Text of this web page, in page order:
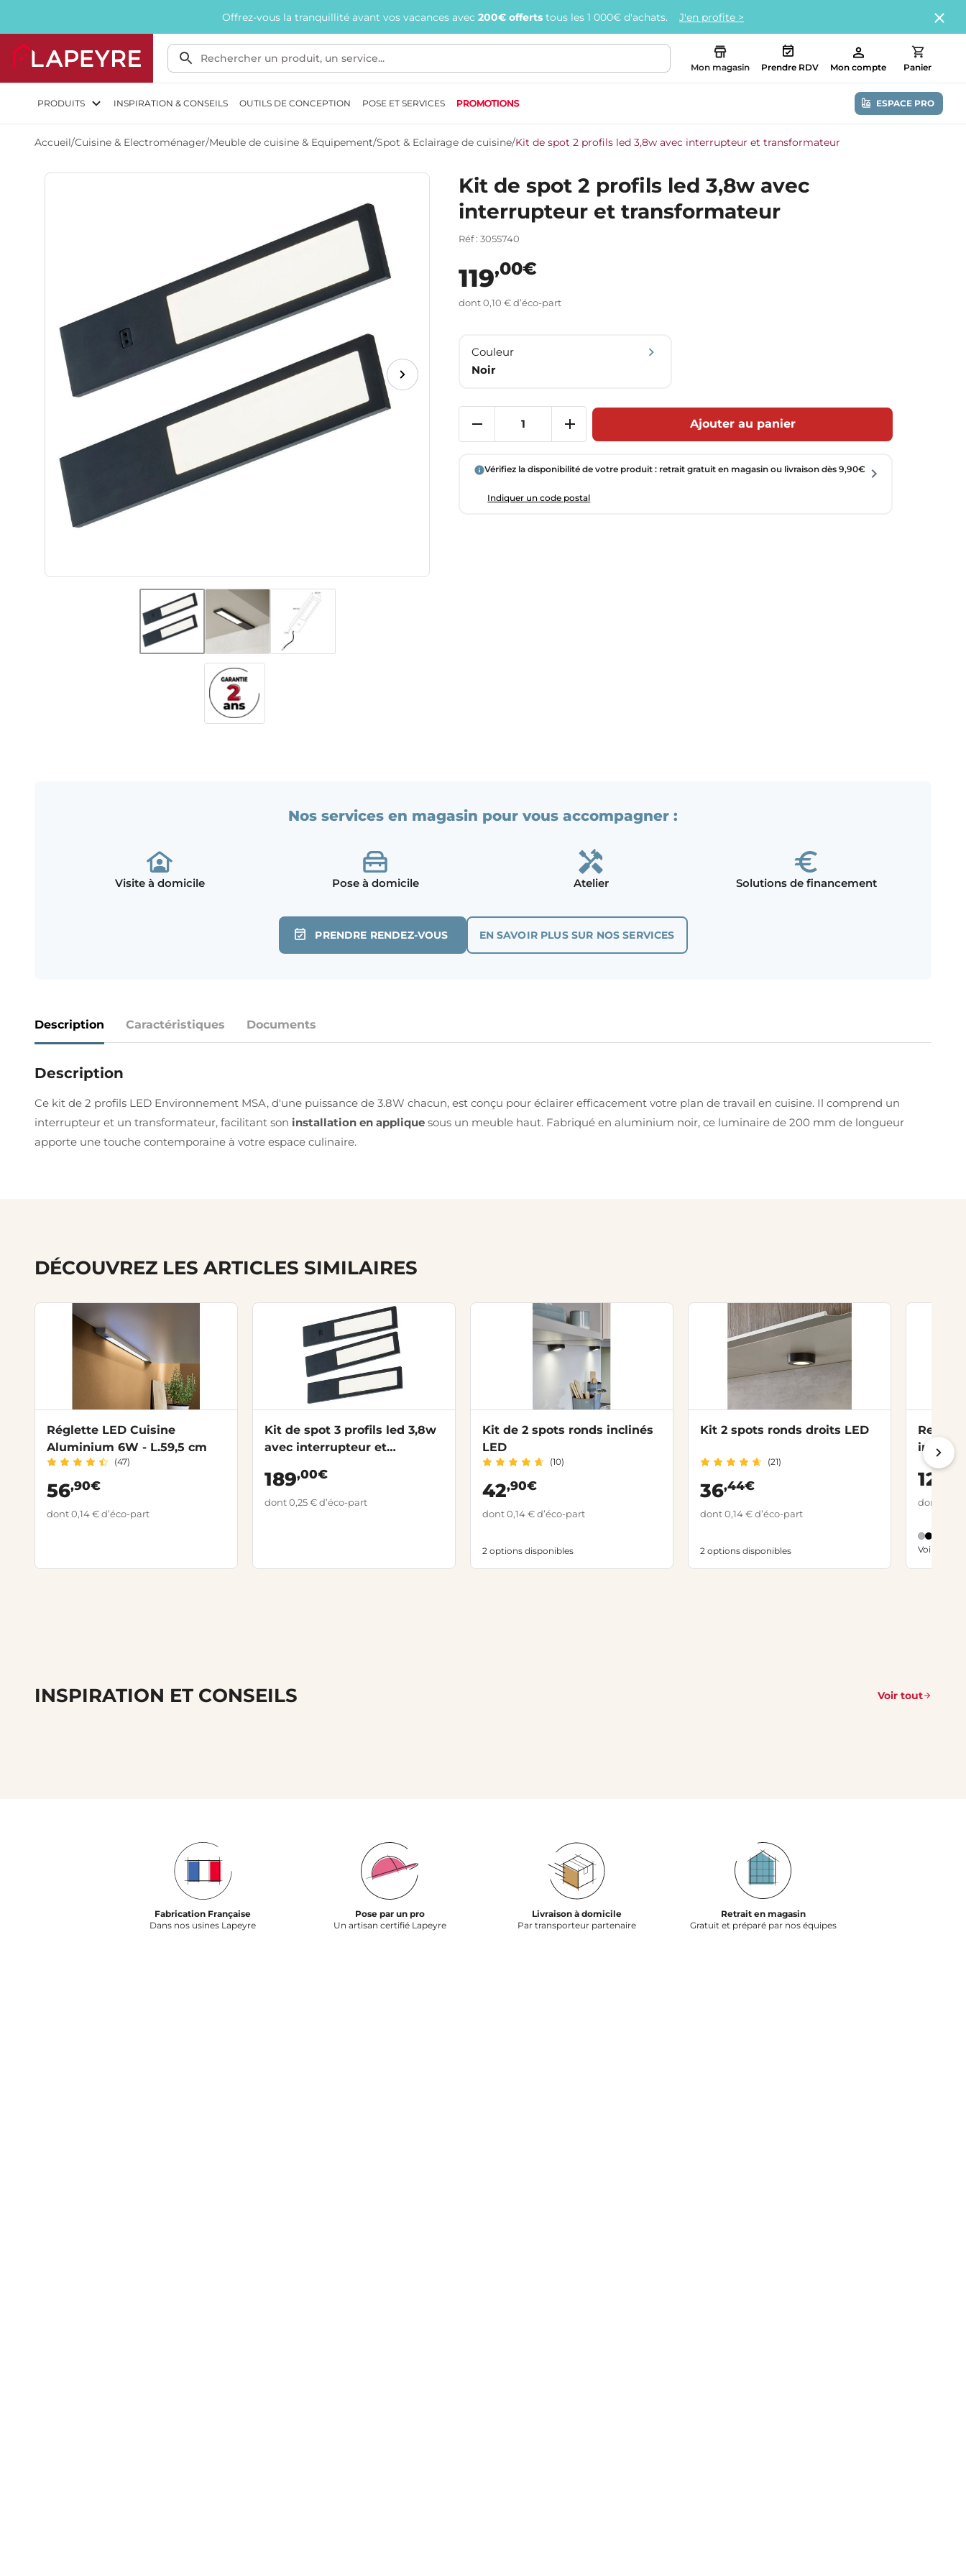
Offrez-vous la tranquillité avant vos vacances avec 200€ offerts tous les 1 000€ d'achats. J'en profite >
Mon magasin Prendre RDV Mon compte Panier
PRODUITS INSPIRATION & CONSEILS OUTILS DE CONCEPTION POSE ET SERVICES PROMOTIONS ESPACE PRO
Accueil/Cuisine & Electroménager/Meuble de cuisine & Equipement/Spot & Eclairage de cuisine/Kit de spot 2 profils led 3,8w avec interrupteur et transformateur
Kit de spot 2 profils led 3,8w avec
interrupteur et transformateur
Réf : 3055740
119,00€
dont 0,10 € d’éco-part
Couleur
Noir
Ajouter au panier
Vérifiez la disponibilité de votre produit : retrait gratuit en magasin ou livraison dès 9,90€
Indiquer un code postal
Nos services en magasin pour vous accompagner :
Visite à domicile Pose à domicile Atelier Solutions de financement
PRENDRE RENDEZ-VOUS EN SAVOIR PLUS SUR NOS SERVICES
Description Caractéristiques Documents
Description
Ce kit de 2 profils LED Environnement MSA, d'une puissance de 3.8W chacun, est conçu pour éclairer efficacement votre plan de travail en cuisine. Il comprend un
interrupteur et un transformateur, facilitant son installation en applique sous un meuble haut. Fabriqué en aluminium noir, ce luminaire de 200 mm de longueur
apporte une touche contemporaine à votre espace culinaire.
DÉCOUVREZ LES ARTICLES SIMILAIRES
Réglette LED Cuisine
Aluminium 6W - L.59,5 cm
(47)
56,90€
dont 0,14 € d’éco-part
Kit de spot 3 profils led 3,8w
avec interrupteur et
189,00€
dont 0,25 € d’éco-part
Kit de 2 spots ronds inclinés
LED
(10)
42,90€
dont 0,14 € d’éco-part
2 options disponibles
Kit 2 spots ronds droits LED
(21)
36,44€
dont 0,14 € d’éco-part
2 options disponibles
129
dont 0,25
Voir
INSPIRATION ET CONSEILS Voir tout
Fabrication Française
Dans nos usines Lapeyre
Pose par un pro
Un artisan certifié Lapeyre
Livraison à domicile
Par transporteur partenaire
Retrait en magasin
Gratuit et préparé par nos équipes